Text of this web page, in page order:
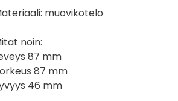
muovikotelo
noin:
87 mm
87 mm
46 mm